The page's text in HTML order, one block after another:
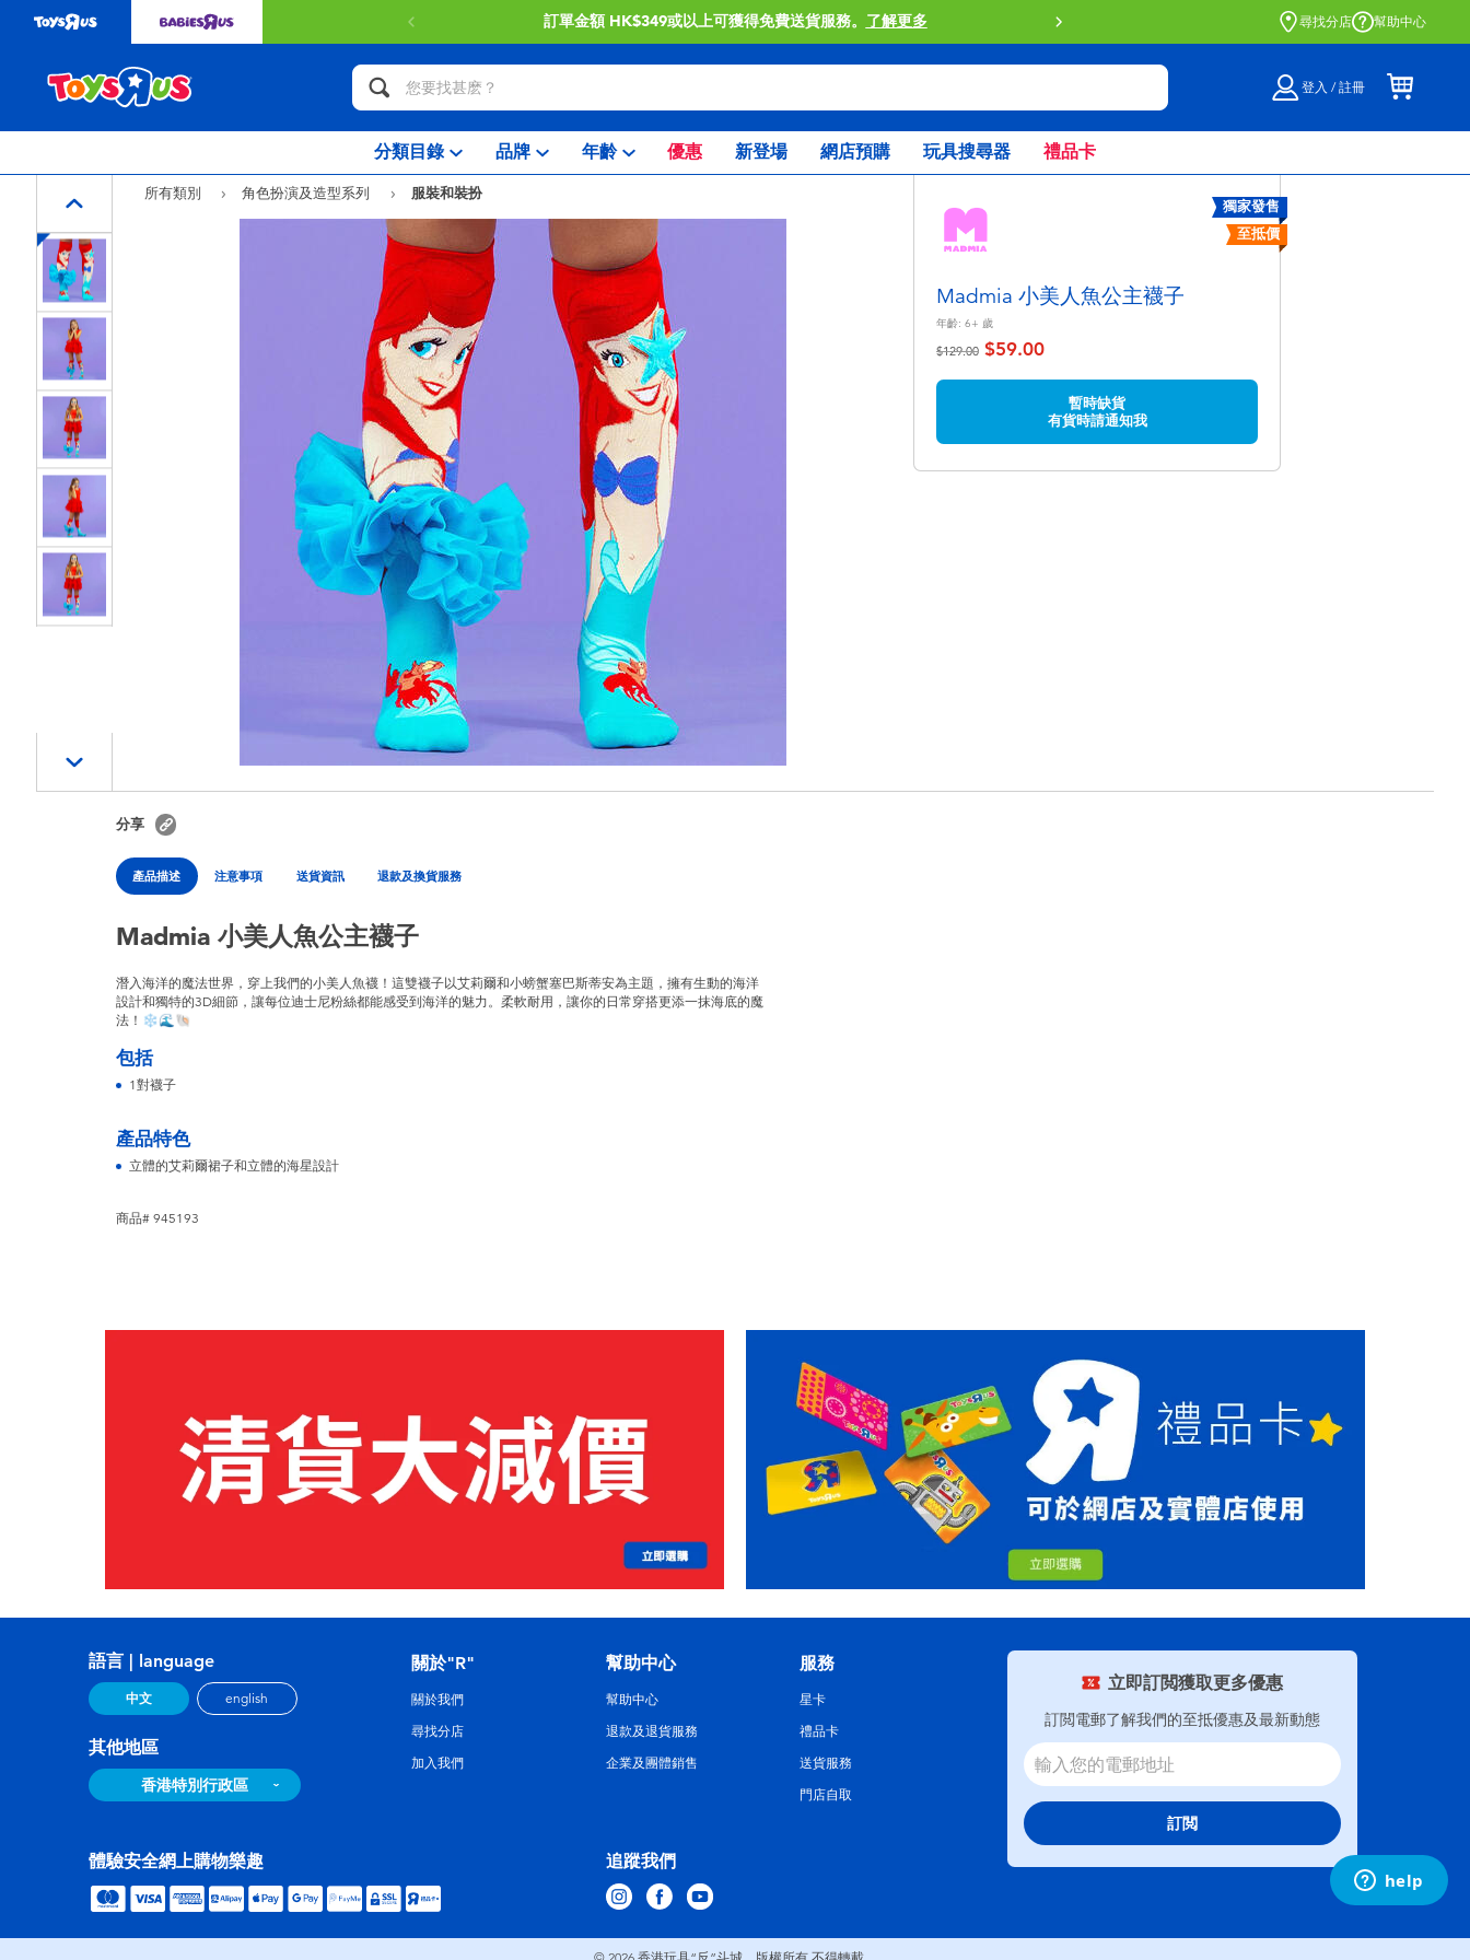
訂單金額 HK$349或以上可獲得免費送貨服務。 了解更多 門店自取服務 網上購買並在店內
尋找分店 幫助中心
登入 / 註冊
分類目錄 品牌 年齡 優惠 新登場 網店預購 玩具搜尋器 禮品卡
所有類別 角色扮演及造型系列
服裝和裝扮
獨家發售
至抵價
Madmia 小美人魚公主襪子
年齡: 6+ 歲
價格從
$129.00至$59.00
暫時缺貨
有貨時請通知我
分享
產品描述 注意事項 送貨資訊 退款及換貨服務
Madmia 小美人魚公主襪子
潛入海洋的魔法世界，穿上我們的小美人魚襪！這雙襪子以艾莉爾和小螃蟹塞巴斯蒂安為主題，擁有生動的海洋
設計和獨特的3D細節，讓每位迪士尼粉絲都能感受到海洋的魅力。柔軟耐用，讓你的日常穿搭更添一抹海底的魔
法！❄️🌊🐚
包括
1對襪子
產品特色
立體的艾莉爾裙子和立體的海星設計
商品# 945193
立即訂閲獲取更多優惠
訂閲電郵了解我們的至抵優惠及最新動態
訂閲
語言 | language
中文 english
其他地區
香港特別行政區
追蹤我們
關於"R"
關於我們
尋找分店
加入我們
幫助中心
幫助中心
退款及退貨服務
企業及團體銷售
服務
星卡
禮品卡
送貨服務
門店自取
體驗安全網上購物樂趣